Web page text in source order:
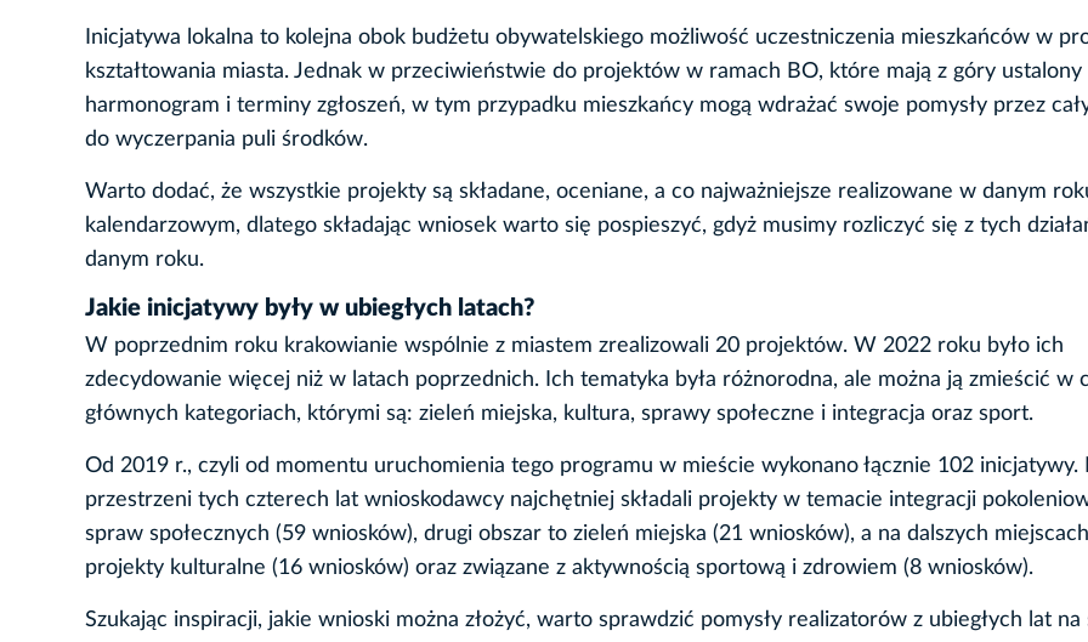
Inicjatywa lokalna to kolejna obok budżetu obywatelskiego możliwość uczestniczenia mieszkańców w
kształtowania miasta. Jednak w przeciwieństwie do projektów w ramach BO, które mają z góry ustalony
harmonogram i terminy zgłoszeń, w tym przypadku mieszkańcy mogą wdrażać swoje pomysły przez
do wyczerpania puli środków.
Warto dodać, że wszystkie projekty są składane, oceniane, a co najważniejsze realizowane w danym
kalendarzowym, dlatego składając wniosek warto się pospieszyć, gdyż musimy rozliczyć się z tych
danym roku.
Jakie inicjatywy były w ubiegłych latach?
W poprzednim roku krakowianie wspólnie z miastem zrealizowali 20 projektów. W 2022 roku było ich
zdecydowanie więcej niż w latach poprzednich. Ich tematyka była różnorodna, ale można ją zmieścić w
głównych kategoriach, którymi są: zieleń miejska, kultura, sprawy społeczne i integracja oraz sport.
Od 2019 r., czyli od momentu uruchomienia tego programu w mieście wykonano łącznie 102 inicjatywy.
przestrzeni tych czterech lat wnioskodawcy najchętniej składali projekty w temacie integracji
spraw społecznych (59 wniosków), drugi obszar to zieleń miejska (21 wniosków), a na dalszych
projekty kulturalne (16 wniosków) oraz związane z aktywnością sportową i zdrowiem (8 wniosków).
Szukając inspiracji, jakie wnioski można złożyć, warto sprawdzić pomysły realizatorów z ubiegłych lat na